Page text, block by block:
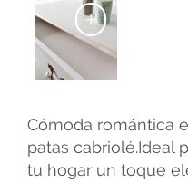
+
Cómoda romántica
patas cabriolé.Ideal
tu hogar un toque